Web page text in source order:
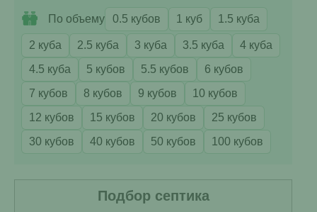
По объему 0.5 кубов 1 куб 1.5 куба
2 куба 2.5 куба 3 куба 3.5 куба
4 куба
4.5 куба
5 кубов 5.5 кубов
6 кубов
7 кубов
8 кубов 9 кубов
10 кубов
12 кубов
15 кубов 20 кубов
25 кубов
30 кубов
40 кубов 50 кубов 100 кубов
Подбор септика